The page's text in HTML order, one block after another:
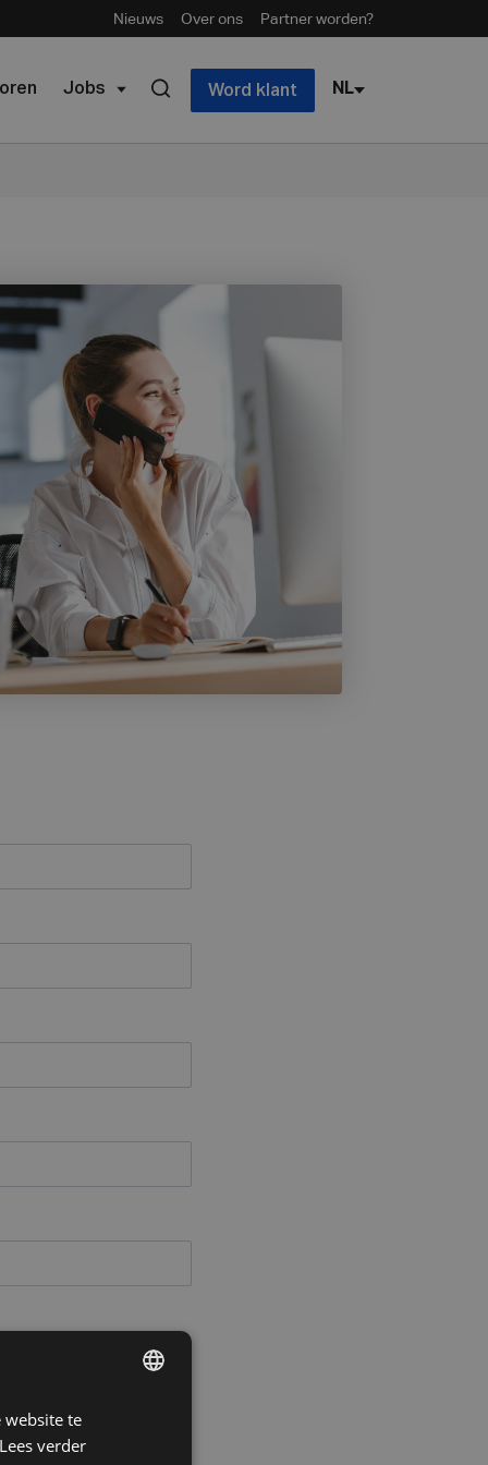
Nieuws Over ons Partner worden?
Jobs Word klant NL
website te
Lees verder